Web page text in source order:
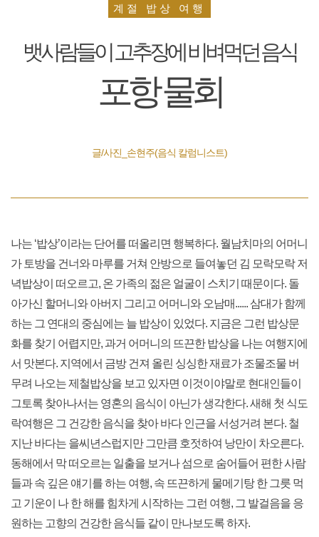
계절 밥상 여행
뱃사람들이 고추장에 비벼먹던 음식
포항 물회
글/사진_손현주(음식 칼럼니스트)
나는 ‘밥상’이라는 단어를 떠올리면 행복하다. 월남치마의 어머니
가 토방을 건너와 마루를 거쳐 안방으로 들여놓던 김 모락모락 저
녁밥상이 떠오르고, 온 가족의 젊은 얼굴이 스치기 때문이다. 돌
아가신 할머니와 아버지 그리고 어머니와 오남매...... 삼대가 함께
하는 그 연대의 중심에는 늘 밥상이 있었다. 지금은 그런 밥상문
화를 찾기 어렵지만, 과거 어머니의 뜨끈한 밥상을 나는 여행지에
서 맛본다. 지역에서 금방 건져 올린 싱싱한 재료가 조물조물 버
무려 나오는 제철밥상을 보고 있자면 이것이야말로 현대인들이
그토록 찾아나서는 영혼의 음식이 아닌가 생각한다. 새해 첫 식도
락여행은 그 건강한 음식을 찾아 바다 인근을 서성거려 본다. 철
지난 바다는 을씨년스럽지만 그만큼 호젓하여 낭만이 차오른다.
동해에서 막 떠오르는 일출을 보거나 섬으로 숨어들어 편한 사람
들과 속 깊은 얘기를 하는 여행, 속 뜨끈하게 물메기탕 한 그릇 먹
고 기운이 나 한 해를 힘차게 시작하는 그런 여행, 그 발걸음을 응
원하는 고향의 건강한 음식들 같이 만나보도록 하자.